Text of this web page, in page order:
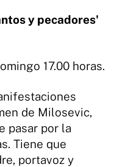
y pecadores'
17.00 horas.
de Milosevic,
pasar por la
Tiene que
portavoz y